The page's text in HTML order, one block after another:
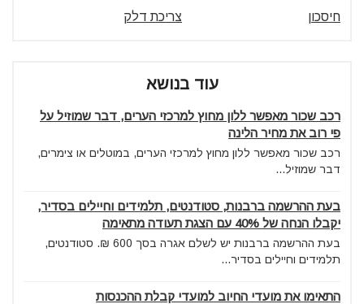
חיסכון
צריכת דלק
עוד בנושא
רכב שכור מאפשר ללון מחוץ למרכזי הערים, דבר שמוזיל על
פי רוב את מחיר הלינה
רכב שכור מאפשר ללון מחוץ למרכזי הערים, במוטלים או צימרים,
דבר שמוזיל...
בעת ההרשמה ברבנות, סטודנטים, תלמידים וחיילים בסדיר,
יקבלו הנחה של 40% עם הצגת תעודה מתאימה
בעת ההרשמה ברבנות יש לשלם אגרה בסך 600 ₪. סטודנטים,
תלמידים וחיילים בסדיר...
התאימו את מועדי החיוב למועדי קבלת ההכנסות